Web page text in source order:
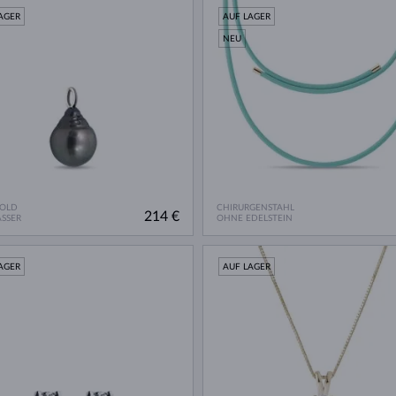
214 €
CHIRURGENSTAHL
OHNE EDELSTEIN
AUF LAGER
NEU
AUF LAGER